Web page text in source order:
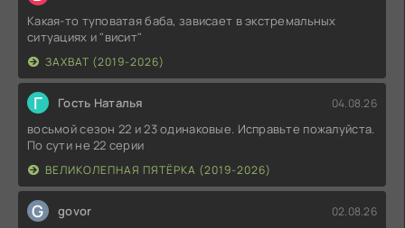
Какая-то туповатая баба, зависает в экстремальных
ситуациях и "висит"
ЗАХВАТ (2019-2026)
Г Гость Наталья 04.08.26
восьмой сезон 22 и 23 одинаковые. Исправьте пожалуйста.
По сути не 22 серии
ВЕЛИКОЛЕПНАЯ ПЯТЁРКА (2019-2026)
G govor 02.08.26